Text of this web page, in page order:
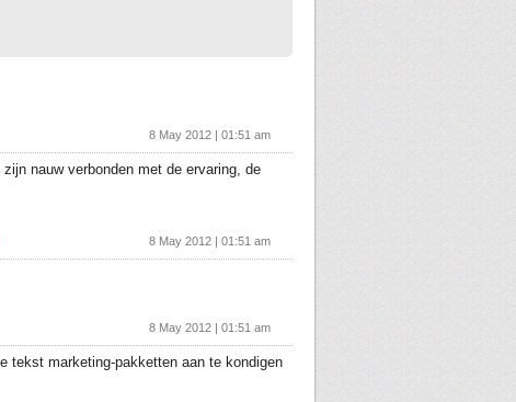
8 May 2012 | 01:51 am
nauw verbonden met de ervaring, de
8 May 2012 | 01:51 am
8 May 2012 | 01:51 am
tekst marketing-pakketten aan te kondigen